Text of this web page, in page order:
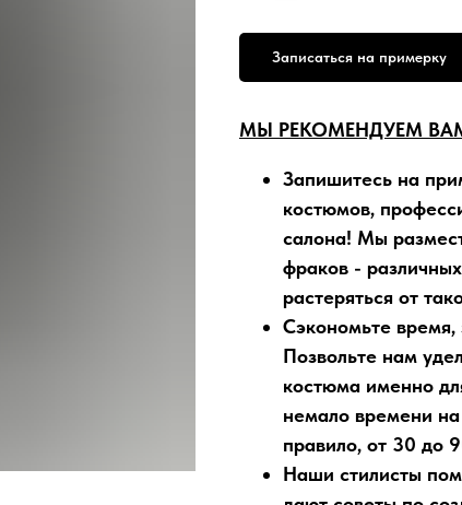
Записаться на примерку
МЫ РЕКОМЕНДУЕМ
Запишитесь на
костюмов,
салона! Мы
фраков -
растеряться от
Сэкономьте
Позвольте нам
костюма именно
немало времени
правило, от 30 до
Наши стилисты